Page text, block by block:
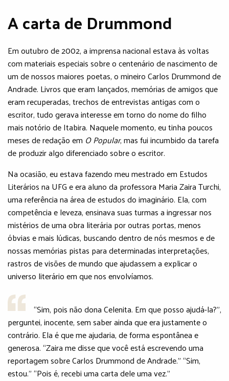
A carta de Drummond
Em outubro de 2002, a imprensa nacional estava às voltas
com materiais especiais sobre o centenário de nascimento de
um de nossos maiores poetas, o mineiro Carlos Drummond de
Andrade. Livros que eram lançados, memórias de amigos que
eram recuperadas, trechos de entrevistas antigas com o
escritor, tudo gerava interesse em torno do nome do filho
mais notório de Itabira. Naquele momento, eu tinha poucos
meses de redação em O Popular, mas fui incumbido da tarefa
de produzir algo diferenciado sobre o escritor.
Na ocasião, eu estava fazendo meu mestrado em Estudos
Literários na UFG e era aluno da professora Maria Zaira Turchi,
uma referência na área de estudos do imaginário. Ela, com
competência e leveza, ensinava suas turmas a ingressar nos
mistérios de uma obra literária por outras portas, menos
óbvias e mais lúdicas, buscando dentro de nós mesmos e de
nossas memórias pistas para determinadas interpretações,
rastros de visões de mundo que ajudassem a explicar o
universo literário em que nos envolvíamos.
“Sim, pois não dona Celenita. Em que posso ajudá-la?”,
perguntei, inocente, sem saber ainda que era justamente o
contrário. Ela é que me ajudaria, de forma espontânea e
generosa. “Zaira me disse que você está escrevendo uma
reportagem sobre Carlos Drummond de Andrade.” “Sim,
estou.” “Pois é, recebi uma carta dele uma vez.”